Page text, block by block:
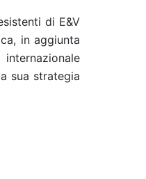
di E&V
in aggiunta
sua strategia